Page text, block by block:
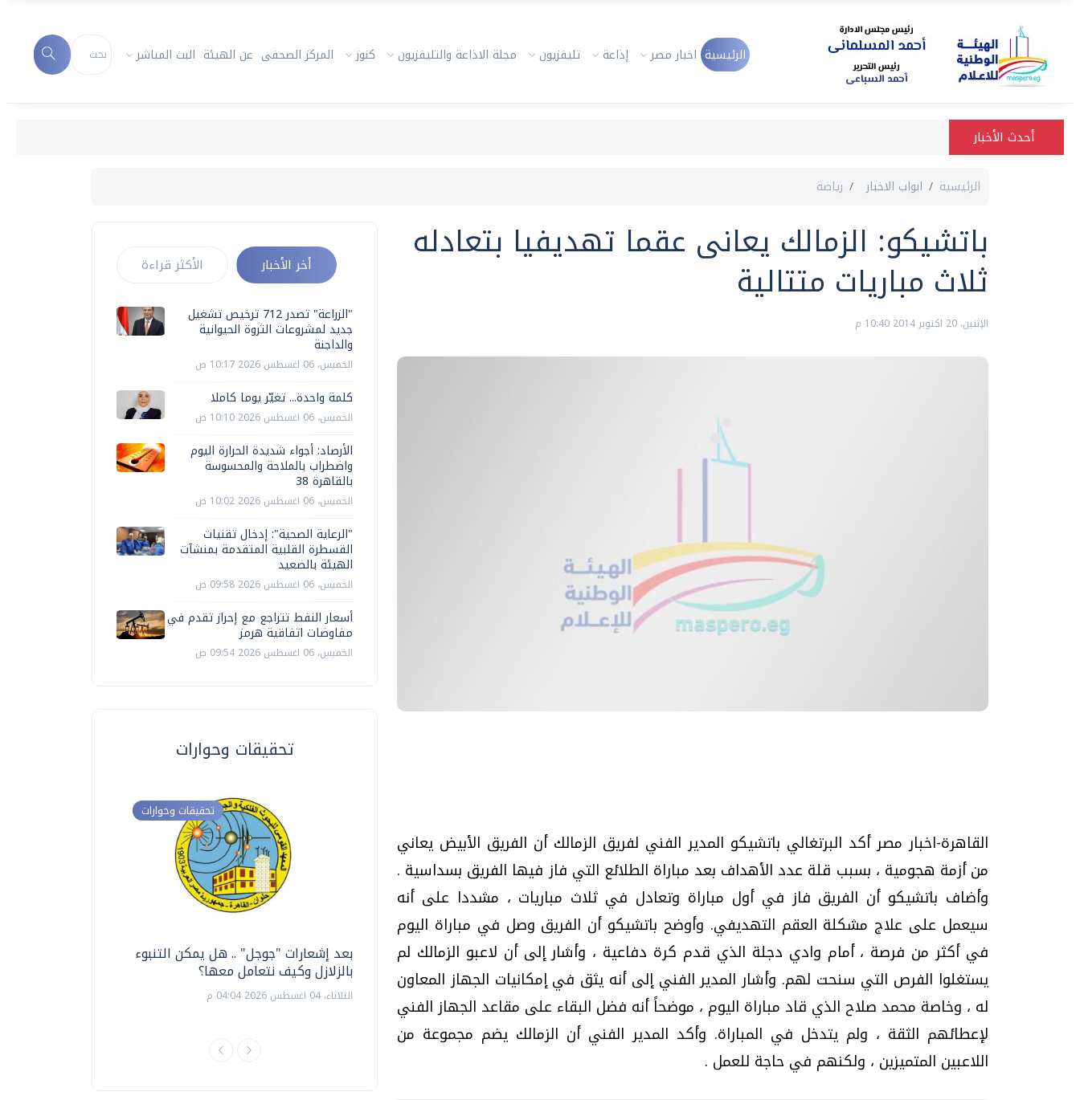
الرئيسية اخبار مصر إذاعة تليفزيون مجلة الاذاعة والتليفزيون كنوز المركز الصحفى عن الهيئة البث المباشر
أحدث الأخبار
الرئيسية ابواب الاخبار رياضة
باتشيكو: الزمالك يعانى عقما تهديفيا بتعادله
ثلاث مباريات متتالية
الإثنين، 20 اكتوبر 2014 10:40 م
القاهرة-اخبار مصر أكد البرتغالي باتشيكو المدير الفني لفريق الزمالك أن الفريق الأبيض يعاني
من أزمة هجومية ، بسبب قلة عدد الأهداف بعد مباراة الطلائع التي فاز فيها الفريق بسداسية .
وأضاف باتشيكو أن الفريق فاز في أول مباراة وتعادل في ثلاث مباريات ، مشددا على أنه
سيعمل على علاج مشكلة العقم التهديفي. وأوضح باتشيكو أن الفريق وصل في مباراة اليوم
في أكثر من فرصة ، أمام وادي دجلة الذي قدم كرة دفاعية ، وأشار إلى أن لاعبو الزمالك لم
يستغلوا الفرص التي سنحت لهم. وأشار المدير الفني إلى أنه يثق في إمكانيات الجهاز المعاون
له ، وخاصة محمد صلاح الذي قاد مباراة اليوم ، موضحاً أنه فضل البقاء على مقاعد الجهاز الفني
لإعطائهم الثقة ، ولم يتدخل في المباراة. وأكد المدير الفني أن الزمالك يضم مجموعة من
اللاعبين المتميزين ، ولكنهم في حاجة للعمل .
أخر الأخبار الأكثر قراءة
"الزراعة" تصدر 712 ترخيص تشغيل
جديد لمشروعات الثروة الحيوانية
والداجنة
الخميس، 06 اغسطس 2026 10:17 ص
كلمة واحدة... تغيّر يوما كاملا
الخميس، 06 اغسطس 2026 10:10 ص
الأرصاد: أجواء شديدة الحرارة اليوم
واضطراب بالملاحة والمحسوسة
بالقاهرة 38
الخميس، 06 اغسطس 2026 10:02 ص
"الرعاية الصحية": إدخال تقنيات
القسطرة القلبية المتقدمة بمنشآت
الهيئة بالصعيد
الخميس، 06 اغسطس 2026 09:58 ص
أسعار النفط تتراجع مع إحراز تقدم في
مفاوضات اتفاقية هرمز
الخميس، 06 اغسطس 2026 09:54 ص
تحقيقات وحوارات
تحقيقات وحوارات
بعد إشعارات "جوجل" .. هل يمكن التنبوء
بالزلازل وكيف نتعامل معها؟
الثلاثاء، 04 اغسطس 2026 04:04 م
دليلك للتنسيق الجامعي .. تساؤلات
وإجابات
السبت، 01 اغسطس 2026 10:25 ص
فيديو.. الإعلام الرقمي.. تقنيات واعدة
وتحديات هائلة
موجات الطقس الساخنة.. لماذا تحدث وكيف